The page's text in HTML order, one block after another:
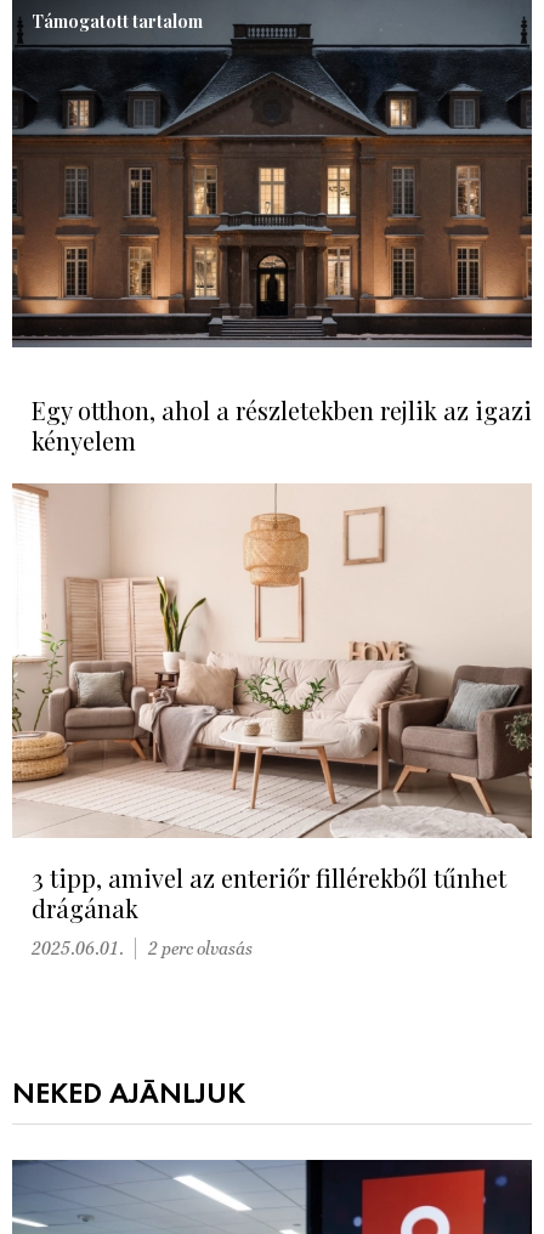
Támogatott tartalom
Egy otthon, ahol a részletekben rejlik az igazi
kényelem
3 tipp, amivel az enteriőr fillérekből tűnhet
drágának
2025.06.01. 2 perc olvasás
NEKED AJÁNLJUK